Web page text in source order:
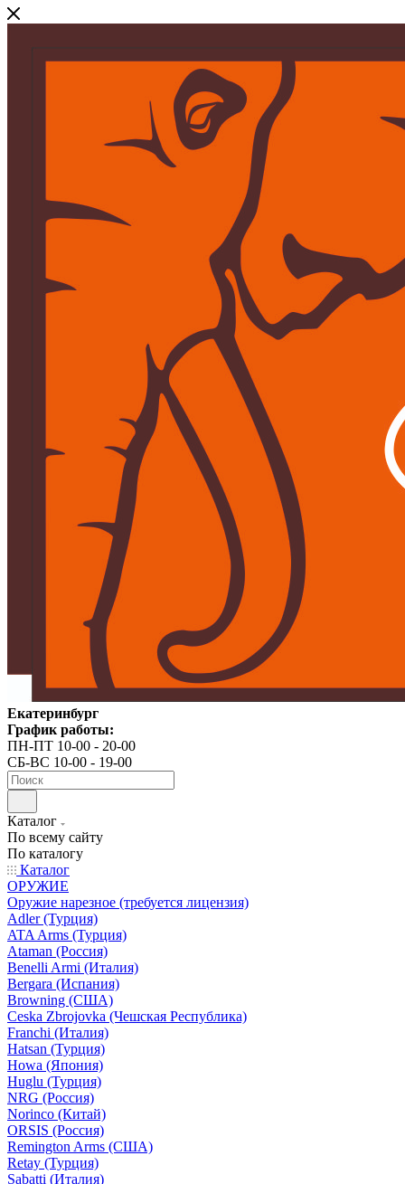
Екатеринбург
График работы:
ПН-ПТ 10-00 - 20-00
СБ-ВС 10-00 - 19-00
Каталог
По всему сайту
По каталогу
Каталог
ОРУЖИЕ
Оружие нарезное (требуется лицензия)
Adler (Турция)
ATA Arms (Турция)
Ataman (Россия)
Benelli Armi (Италия)
Bergara (Испания)
Browning (США)
Ceska Zbrojovka (Чешская Республика)
Franchi (Италия)
Hatsan (Турция)
Howa (Япония)
Huglu (Турция)
NRG (Россия)
Norinco (Китай)
ORSIS (Россия)
Remington Arms (США)
Retay (Турция)
Sabatti (Италия)